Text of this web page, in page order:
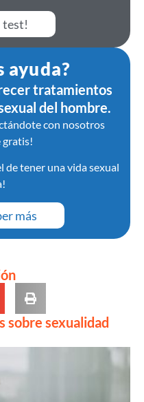
test!
ayuda?
tratamientos
del hombre.
con nosotros
de tener una vida sexual
más
sobre sexualidad